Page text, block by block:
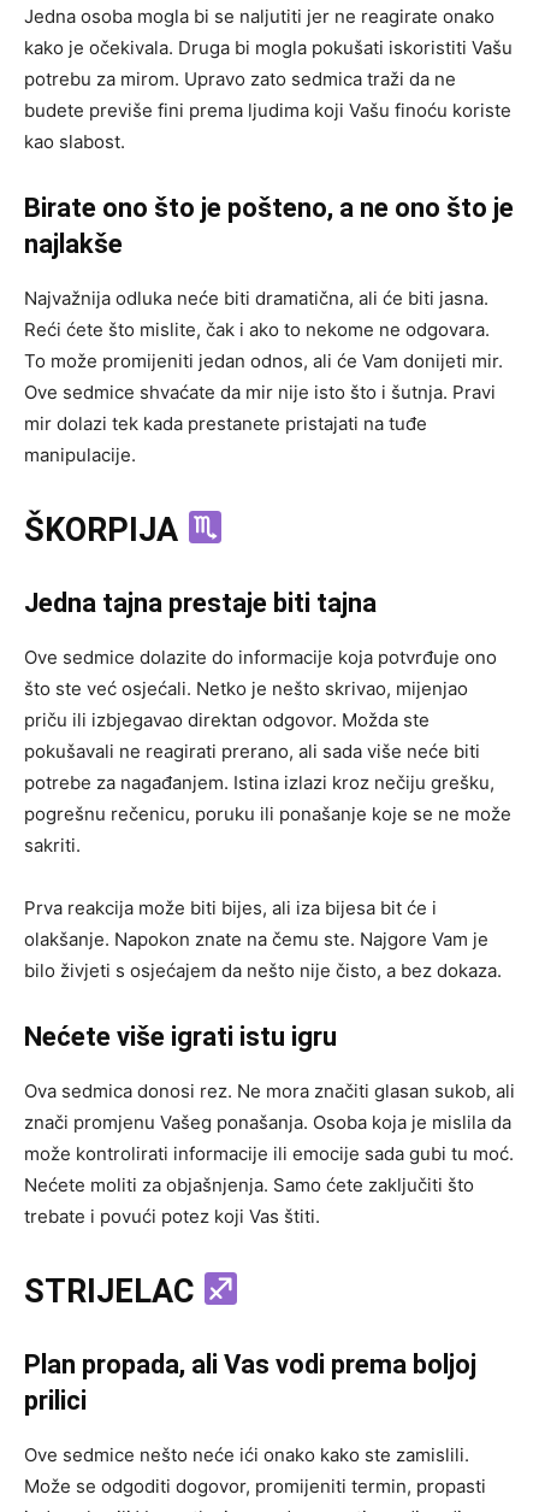
Jedna osoba mogla bi se naljutiti jer ne reagirate onako
kako je očekivala. Druga bi mogla pokušati iskoristiti Vašu
potrebu za mirom. Upravo zato sedmica traži da ne
budete previše fini prema ljudima koji Vašu finoću koriste
kao slabost.
Birate ono što je pošteno, a ne ono što je
najlakše
Najvažnija odluka neće biti dramatična, ali će biti jasna.
Reći ćete što mislite, čak i ako to nekome ne odgovara.
To može promijeniti jedan odnos, ali će Vam donijeti mir.
Ove sedmice shvaćate da mir nije isto što i šutnja. Pravi
mir dolazi tek kada prestanete pristajati na tuđe
manipulacije.
ŠKORPIJA
Jedna tajna prestaje biti tajna
Ove sedmice dolazite do informacije koja potvrđuje ono
što ste već osjećali. Netko je nešto skrivao, mijenjao
priču ili izbjegavao direktan odgovor. Možda ste
pokušavali ne reagirati prerano, ali sada više neće biti
potrebe za nagađanjem. Istina izlazi kroz nečiju grešku,
pogrešnu rečenicu, poruku ili ponašanje koje se ne može
sakriti.
Prva reakcija može biti bijes, ali iza bijesa bit će i
olakšanje. Napokon znate na čemu ste. Najgore Vam je
bilo živjeti s osjećajem da nešto nije čisto, a bez dokaza.
Nećete više igrati istu igru
Ova sedmica donosi rez. Ne mora značiti glasan sukob, ali
znači promjenu Vašeg ponašanja. Osoba koja je mislila da
može kontrolirati informacije ili emocije sada gubi tu moć.
Nećete moliti za objašnjenja. Samo ćete zaključiti što
trebate i povući potez koji Vas štiti.
STRIJELAC
Plan propada, ali Vas vodi prema boljoj
prilici
Ove sedmice nešto neće ići onako kako ste zamislili.
Može se odgoditi dogovor, promijeniti termin, propasti